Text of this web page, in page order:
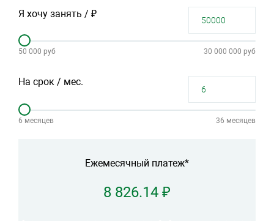
Я хочу занять / ₽
50 000 руб 30 000 000 руб
На срок / мес.
6 месяцев 36 месяцев
Ежемесячный платеж*
8 826.14 ₽